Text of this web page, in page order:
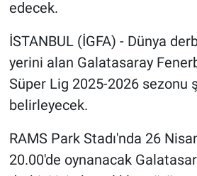
edecek.
İSTANBUL (İGFA) - Dünya
yerini alan Galatasaray
Süper Lig 2025-2026 sezonu
belirleyecek.
RAMS Park Stadı'nda 26
20.00'de oynanacak